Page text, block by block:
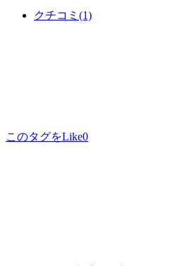
クチコミ (1)
このタグをLike0